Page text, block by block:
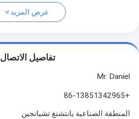
عرض المزيد
تفاصيل الاتصال
Mr. Daniel
+86-13851342965
المنطقة الصناعية يانتشنغ تشيانجين